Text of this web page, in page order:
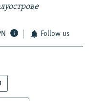
Follow us